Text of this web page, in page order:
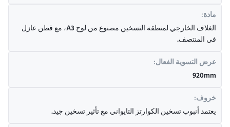
مادة:
الغلاف الخارجي لمنطقة التسخين مصنوع من لوح A3، مع قطن عازل
في المنتصف.
عرض التسوية الفعال:
920mm
خروف:
يعتمد أنبوب تسخين الكوارتز التايواني مع تأثير تسخين جيد.